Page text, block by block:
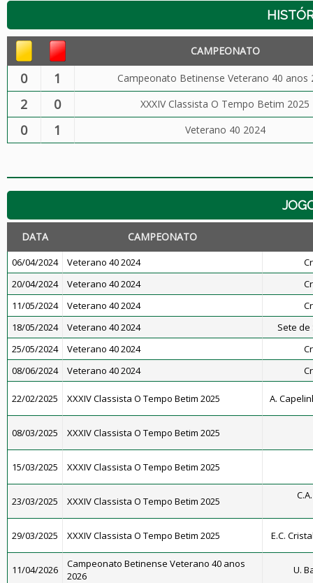
CAMPEONATO
0 1 Campeonato Betinense Veterano 40 anos
2 0 XXXIV Classista O Tempo Betim 2025
0 1 Veterano 40 2024
DATA CAMPEONATO
06/04/2024 Veterano 40 2024
20/04/2024
Veterano 40 2024
11/05/2024
Veterano 40 2024
18/05/2024
Veterano 40 2024
Sete de
25/05/2024
Veterano 40 2024
08/06/2024
Veterano 40 2024
22/02/2025 XXXIV Classista O Tempo Betim 2025 A.
08/03/2025 XXXIV Classista O Tempo Betim 2025
15/03/2025 XXXIV Classista O Tempo Betim 2025
23/03/2025 XXXIV Classista O Tempo Betim 2025
29/03/2025 XXXIV Classista O Tempo Betim 2025 E.C.
11/04/2026
Campeonato Betinense Veterano 40 anos
2026
U.